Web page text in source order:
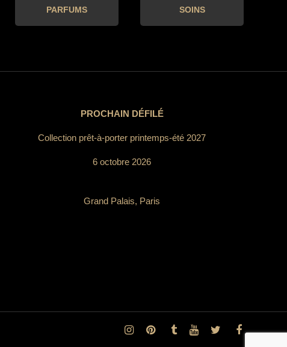
PARFUMS SOINS
PROCHAIN DÉFILÉ
Collection prêt-à-porter printemps-été 2027
6 octobre 2026
Grand Palais, Paris